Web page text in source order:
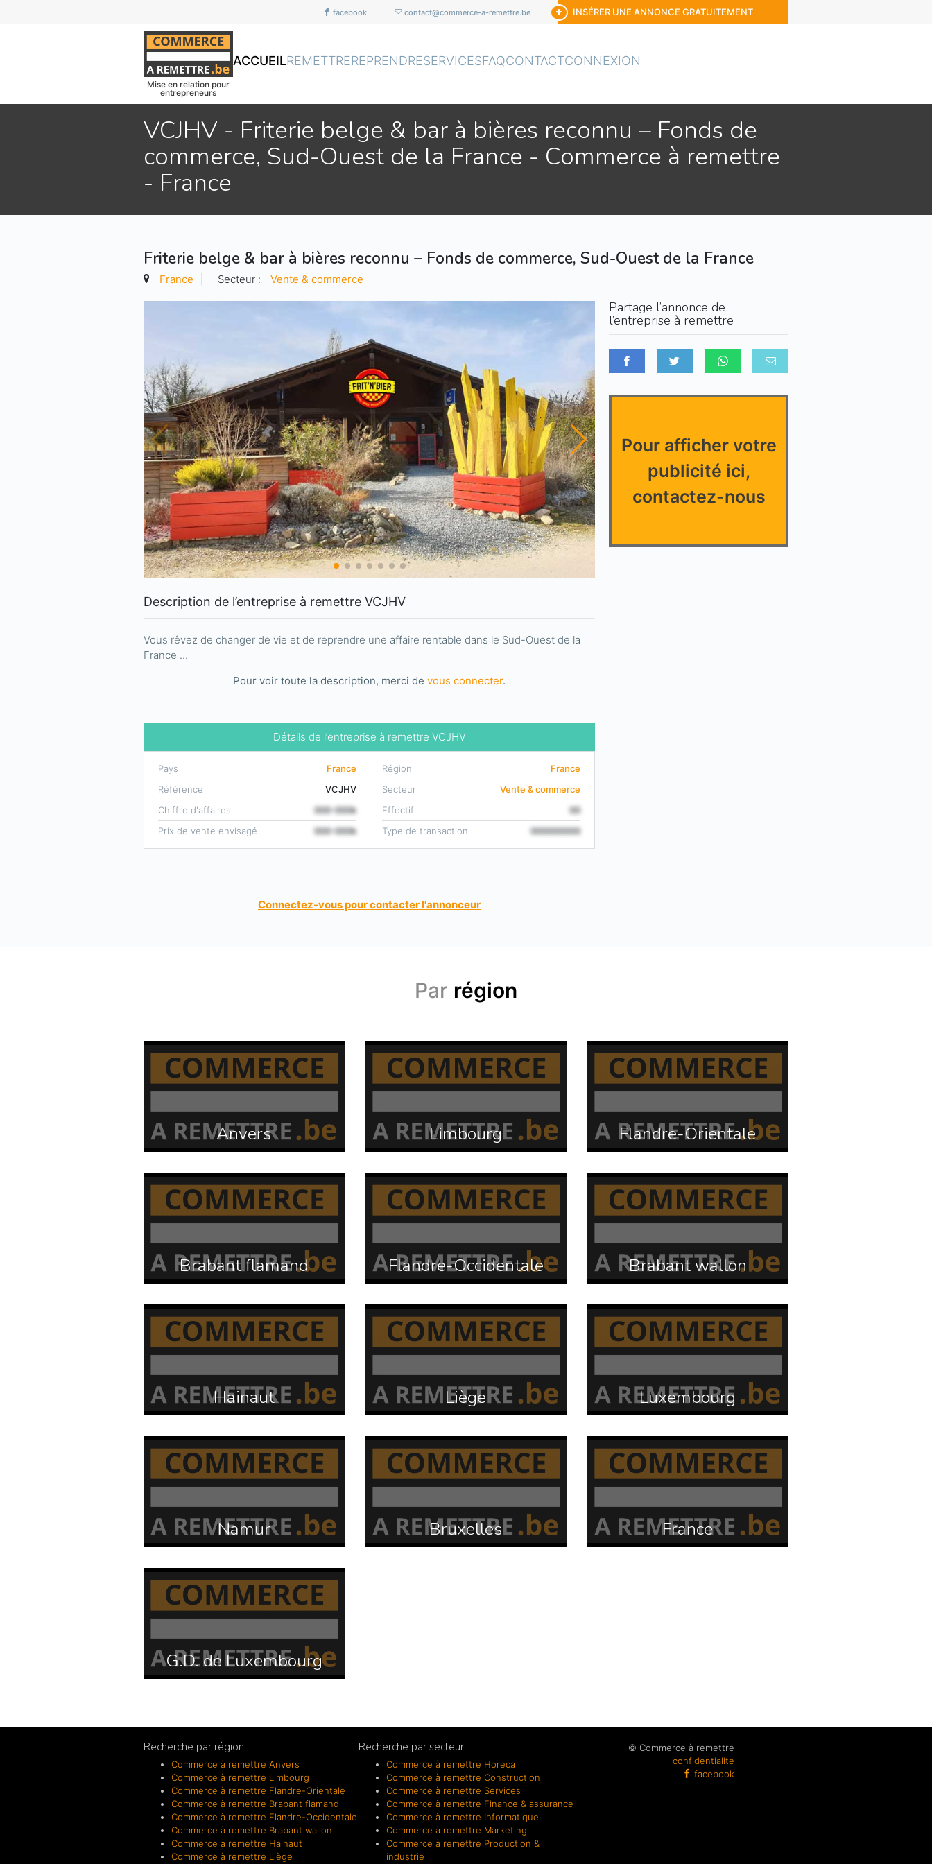
facebook contact@commerce-a-remettre.be INSÉRER UNE ANNONCE GRATUITEMENT
Mise en relation pour
entrepreneurs
ACCUEILREMETTREREPRENDRESERVICESFAQCONTACTCONNEXION
VCJHV - Friterie belge & bar à bières reconnu – Fonds de
commerce, Sud-Ouest de la France - Commerce à remettre
- France
Friterie belge & bar à bières reconnu – Fonds de commerce, Sud-Ouest de la France
France Secteur : Vente & commerce
Description de l’entreprise à remettre VCJHV
Vous rêvez de changer de vie et de reprendre une affaire rentable dans le Sud-Ouest de la
France ...
Pour voir toute la description, merci de vous connecter.
Détails de l’entreprise à remettre VCJHV
Pays France Région
France
Référence
VCJHV Secteur
Vente & commerce
Chiffre d'affaires
000-000k Effectif
00
Prix de vente envisagé
000-000k Type de transaction 000000000
Connectez-vous pour contacter l'annonceur
Partage l’annonce de
l’entreprise à remettre
Pour afficher votre
publicité ici,
contactez-nous
Par région
Anvers Limbourg Flandre-Orientale
Brabant flamand Flandre-Occidentale Brabant wallon
Hainaut Liège Luxembourg
Namur Bruxelles France
G.D. de Luxembourg
Recherche par région
Commerce à remettre Anvers
Commerce à remettre Limbourg
Commerce à remettre Flandre-Orientale
Commerce à remettre Brabant flamand
Commerce à remettre Flandre-Occidentale
Commerce à remettre Brabant wallon
Commerce à remettre Hainaut
Commerce à remettre Liège
Recherche par secteur
Commerce à remettre Horeca
Commerce à remettre Construction
Commerce à remettre Services
Commerce à remettre Finance & assurance
Commerce à remettre Informatique
Commerce à remettre Marketing
Commerce à remettre Production &
industrie
© Commerce à remettre
confidentialite
facebook